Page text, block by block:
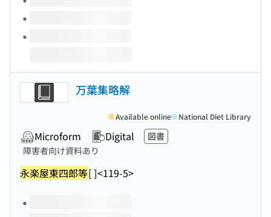
万葉集略解
Microform Digital
図書
障害者向け資料あり
永楽屋東四郎等[ ]<119-5>
Available online National Diet Library
Volumes of this title